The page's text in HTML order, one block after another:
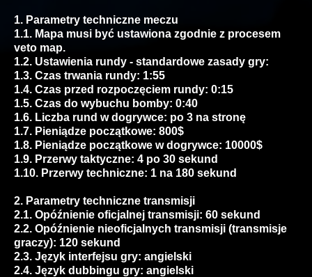
1. Parametry techniczne meczu
1.1. Mapa musi być ustawiona zgodnie z procesem
veto map.
1.2. Ustawienia rundy - standardowe zasady gry:
1.3. Czas trwania rundy: 1:55
1.4. Czas przed rozpoczęciem rundy: 0:15
1.5. Czas do wybuchu bomby: 0:40
1.6. Liczba rund w dogrywce: po 3 na stronę
1.7. Pieniądze początkowe: 800$
1.8. Pieniądze początkowe w dogrywce: 10000$
1.9. Przerwy taktyczne: 4 po 30 sekund
1.10. Przerwy techniczne: 1 na 180 sekund
2. Parametry techniczne transmisji
2.1. Opóźnienie oficjalnej transmisji: 60 sekund
2.2. Opóźnienie nieoficjalnych transmisji (transmisje
graczy): 120 sekund
2.3. Język interfejsu gry: angielski
2.4. Język dubbingu gry: angielski